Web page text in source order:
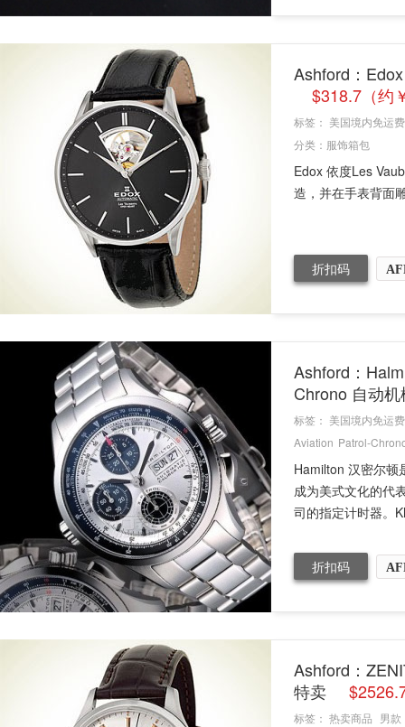
Ashford：
$318.7（约
标签： 美国境内免运费
分类： 服饰箱包
Edox 依度Les
造，并在手表背面
折扣码
Ashford：
Chrono 自动
标签： 美国境内免运费
Aviation Patrol-
Hamilton 汉密尔顿
成为美式文化的代
司的指定计时器。
折扣码
Ashford：
特卖
标签： 热卖商品 男款